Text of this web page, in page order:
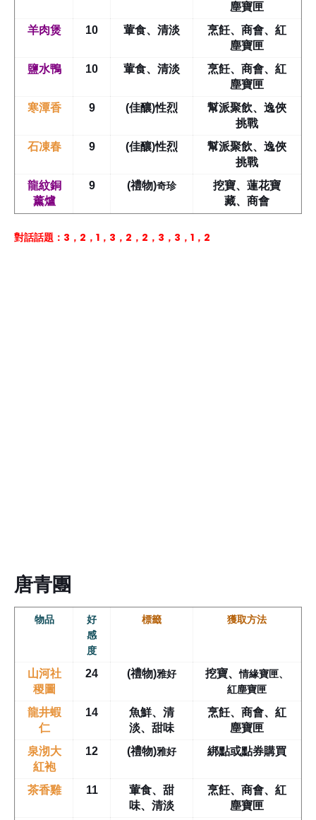
塵寶匣
羊肉煲
10 葷食、清淡
烹飪、商會、紅
塵寶匣
鹽水鴨
10 葷食、清淡
烹飪、商會、紅
塵寶匣
寒潭香
9 (佳釀)性烈
幫派聚飲、逸俠
挑戰
石凍春
9 (佳釀)性烈
幫派聚飲、逸俠
挑戰
龍紋銅
薰爐
9 (禮物)奇珍
挖寶、蓮花寶
藏、商會
對話話題：3，2，1，3，2，2，3，3，1，2
唐青團
物品
好
感
度
標籤 獲取方法
山河社
稷圖
24 (禮物)雅好 挖寶、情緣寶匣、
紅塵寶匣
龍井蝦
仁
14
魚鮮、清
淡、甜味
烹飪、商會、紅
塵寶匣
泉沏大
紅袍
12 (禮物)雅好 綁點或點券購買
茶香雞 11
葷食、甜
味、清淡
烹飪、商會、紅
塵寶匣